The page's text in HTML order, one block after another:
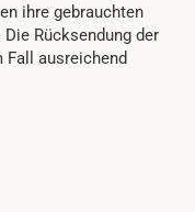
ihre gebrauchten
Rücksendung der
ausreichend